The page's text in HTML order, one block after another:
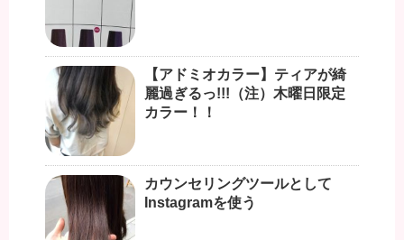
【アドミオカラー】ティアが綺
麗過ぎるっ!!!（注）木曜日限定
カラー！！
カウンセリングツールとして
Instagramを使う